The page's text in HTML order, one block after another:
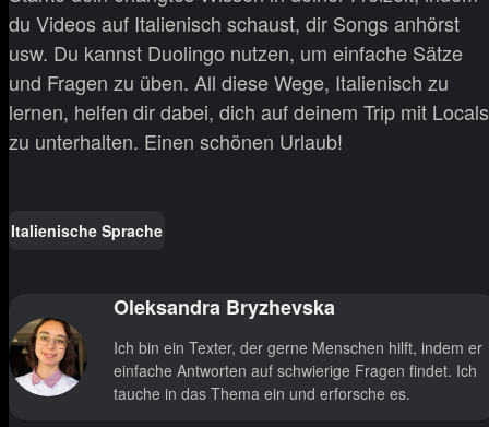
du Videos auf Italienisch schaust, dir Songs anhörst
usw. Du kannst Duolingo nutzen, um einfache Sätze
und Fragen zu üben. All diese Wege, Italienisch zu
lernen, helfen dir dabei, dich auf deinem Trip mit Locals
zu unterhalten. Einen schönen Urlaub!
Italienische Sprache
Oleksandra Bryzhevska
Ich bin ein Texter, der gerne Menschen hilft, indem er
einfache Antworten auf schwierige Fragen findet. Ich
tauche in das Thema ein und erforsche es.